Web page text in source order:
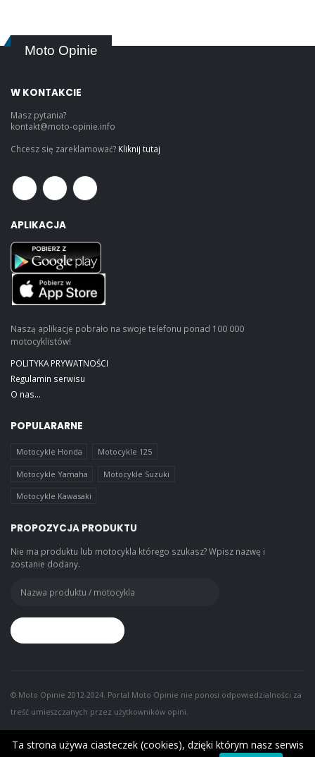
Moto Opinie
W KONTAKCIE
Masz pytania?
kontakt@moto-opinie.info
Chcesz się zareklamować? Kliknij tutaj
APLIKACJA
Naszą aplikacje pobrało na swoje telefonu ponad 100 000
motocyklistów!
POLITYKA PRYWATNOŚCI
Regulamin serwisu
O nas...
POPULARARNE
Motocykle Honda Motocykle 125
Motocykle Yamaha Motocykle Suzuki
Motocykle Kawasaki
PROPOZYCJA PRODUKTU
Nie ma produktu lub motocykla którego szukasz? Wpisz nazwę i
zostanie dodany.
© Moto Opinie 2012-2024. Portal Moto Opinie nie ponosi odpowiedzialności za
treść umieszczanych przez użytkowników opini.
Ta strona używa ciasteczek (cookies), dzięki którym nasz serwis